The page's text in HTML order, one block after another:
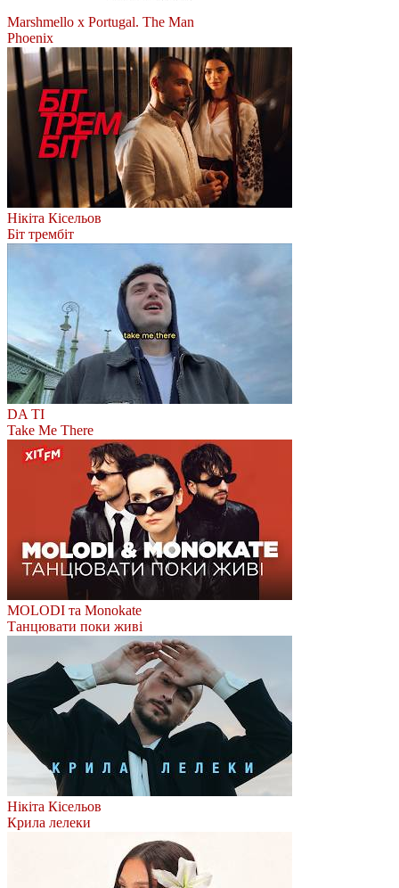
Marshmello x Portugal. The Man
Phoenix
Нікіта Кісельов
Біт трембіт
DA TI
Take Me There
MOLODI та Monokate
Танцювати поки живі
Нікіта Кісельов
Крила лелеки